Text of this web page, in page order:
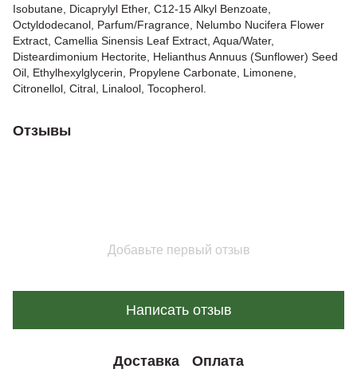
Isobutane, Dicaprylyl Ether, C12-15 Alkyl Benzoate,
Octyldodecanol, Parfum/Fragrance, Nelumbo Nucifera Flower
Extract, Camellia Sinensis Leaf Extract, Aqua/Water,
Disteardimonium Hectorite, Helianthus Annuus (Sunflower) Seed
Oil, Ethylhexylglycerin, Propylene Carbonate, Limonene,
Citronellol, Citral, Linalool, Tocopherol.
Отзывы
Добавьте первый отзыв
Написать отзыв
Доставка Оплата